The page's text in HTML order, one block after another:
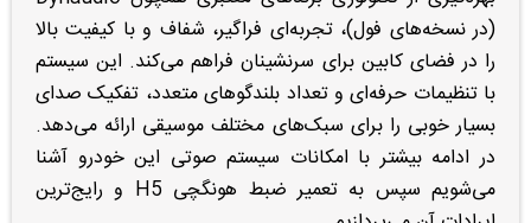
(در نسخه‌های فول)، تجربه‌ای فراگیر، شفاف و با کیفیت بالا
را در فضای کابین برای سرنشینان فراهم می‌کند. این سیستم
با تنظیمات حرفه‌ای و تعداد بلندگوهای متعدد، تفکیک صدای
بسیار خوبی را برای سبک‌های مختلف موسیقی ارائه می‌دهد.
در ادامه بیشتر با امکانات سیستم صوتی این خودرو آشنا
می‌شویم سپس به تعمیر ضبط هونگچی H5 و رایج‌ترین